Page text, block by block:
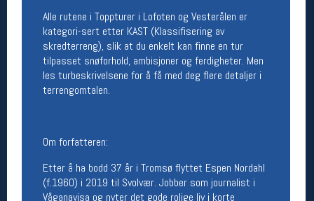
Alle rutene i Toppturer i Lofoten og Vesterålen er
kategori-sert etter KAST (Klassifisering av
skredterreng), slik at du enkelt kan finne en tur
tilpasset snøforhold, ambisjoner og ferdigheter. Men
les turbeskrivelsene for å få med deg flere detaljer i
terrengomtalen.
Om forfatteren:
Etter å ha bodd 37 år i Tromsø flyttet Espen Nordahl
(f.1960) i 2019 til Svolvær. Jobber som journalist i
Våganavisa og nyter det gode rolige liv i korte
Ledige stillinger
Ledige stillinger